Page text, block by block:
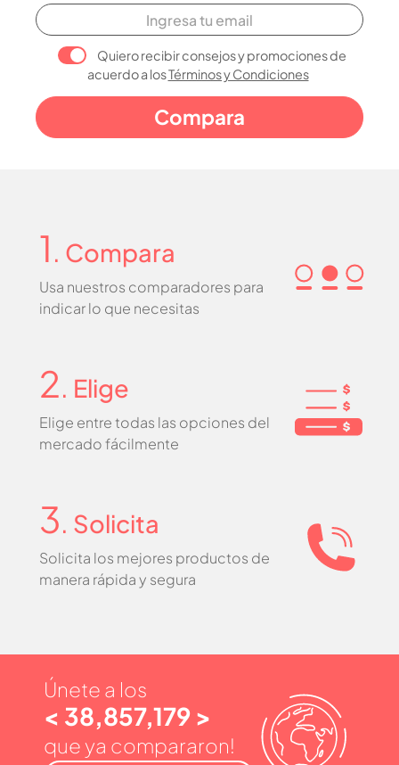
Quiero recibir consejos y promociones de
acuerdo a losTérminos y Condiciones
1 . Compara
Usa nuestros comparadores para
indicar lo que necesitas
2. Elige
Elige entre todas las opciones del
mercado fácilmente
3. Solicita
Solicita los mejores productos de
manera rápida y segura
Únete a los
< 38,857,179 >
que ya compararon!